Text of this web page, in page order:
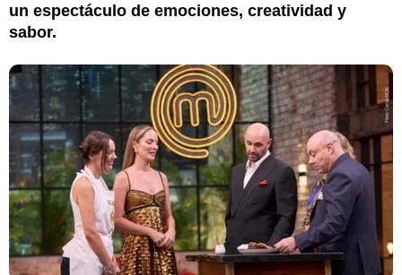
un espectáculo de emociones, creatividad y
sabor.